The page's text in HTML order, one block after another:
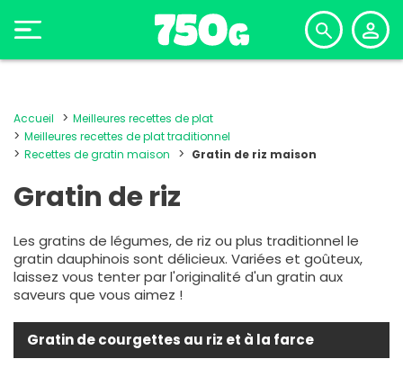
Accueil
Meilleures recettes de plat
Meilleures recettes de plat traditionnel
Recettes de gratin maison
Gratin de riz maison
Gratin de riz
Les gratins de légumes, de riz ou plus traditionnel le
gratin dauphinois sont délicieux. Variées et goûteux,
laissez vous tenter par l'originalité d'un gratin aux
saveurs que vous aimez !
Gratin de courgettes au riz et à la farce